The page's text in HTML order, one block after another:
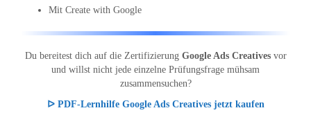
Mit Create with Google
Du bereitest dich auf die Zertifizierung Google Ads Creativesvor
und willst nicht jede einzelne Prüfungsfrage mühsam
zusammensuchen?
ᐅ PDF-Lernhilfe Google Ads Creatives jetzt kaufen